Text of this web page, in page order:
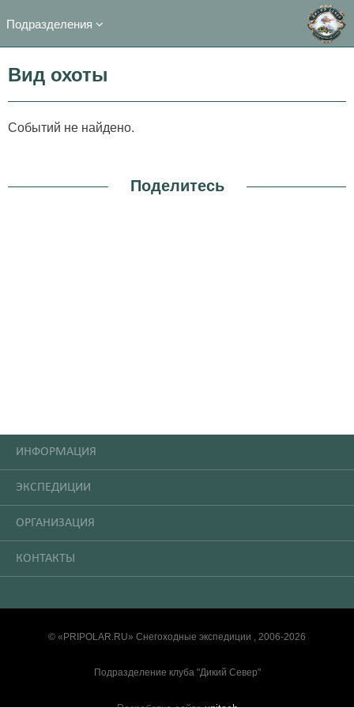
Подразделения
Вид охоты
Событий не найдено.
Поделитесь
ИНФОРМАЦИЯ
ЭКСПЕДИЦИИ
ОРГАНИЗАЦИЯ
КОНТАКТЫ
© «PRIPOLAR.RU» Снегоходные экспедиции , 2006-2026
Подразделение клуба "Дикий Север"